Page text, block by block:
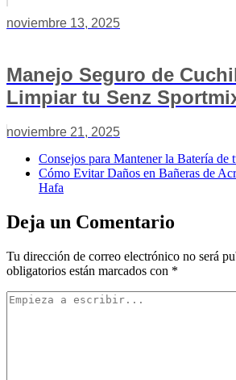
noviembre 13, 2025
Manejo Seguro de
Limpiar tu Senz
noviembre 21, 2025
Consejos para Mantener la Batería de
Cómo Evitar Daños en Bañeras de
Hafa
Deja un Comentario
Tu dirección de correo electrónico no será
obligatorios están marcados con *